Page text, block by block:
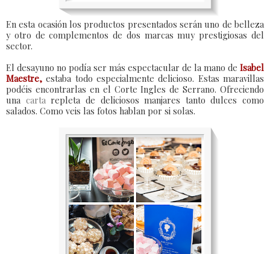
En esta ocasión los productos presentados serán uno de belleza
y otro de complementos de dos marcas muy prestigiosas del
sector.
El desayuno no podía ser más espectacular de la mano de Isabel
Maestre, estaba todo especialmente delicioso. Estas maravillas
podéis encontrarlas en el Corte Ingles de Serrano. Ofreciendo
una cartarepleta de deliciosos manjares tanto dulces como
salados. Como veis las fotos hablan por si solas.